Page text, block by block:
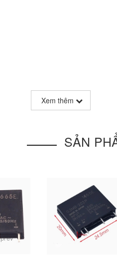
Xem thêm
SẢN
prev